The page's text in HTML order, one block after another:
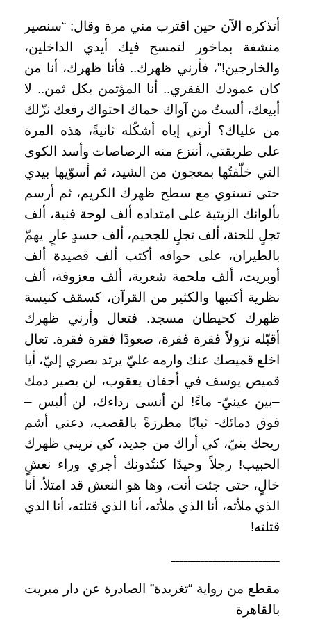
أتذكره الآن حين اقترب مني مرة وقال: “سنصير
منشفة بماخور لتمسح فيك أيدي الداخلين،
والخارجين!”، فأرني ظهرك.. فأنا ظهرك، أنا من
كان عمودك الفقري.. أنا المؤتمن بكل ثمن.. لا
أبيعك، ألستُ من آواك حماك احتواك رفعك نزّلك
من علياك؟ أرني إياه أشكّله ثانيةً، هذه المرة
على طريقتي، أنتزع منه الرصاصات وأسد الكوى
التي خلّفتُها بمعجون من الشيد، ثم أسوّيها بيدي
حتى تستوي مع سطح ظهرك الكريم، ثم أرسم
بألوانك الزيتية على امتداده ألف لوحة فنية، ألف
تجلٍ للجنة، ألف تجلٍ للجحيم، ألف جسدٍ عارٍ يهمّ
بالطيران، على حوافه أكتب ألف قصيدة ألف
أوبريت، ألف ملحمة شعرية، ألف معزوفة، ألف
نظرية أكتبها والكثير من القرآن، كسقف كنيسة
ظهرك كحيطان مسجد. فتعال وأرني ظهرك
أقبّله نزولاً فقرة فقرة، صعودًا فقرة فقرة. تعال
اخلع قميصك عنك وارمه عليّ يرتد بصري إليّ، أيا
قميص يوسف في أجفان يعقوب، لن يصير دمك
–بين عينيّ- ماءً! لن أنسى رداءك، لن ألبس –
فوق دمائك- ثيابًا مطرزةً بالقصب، دعني أشم
ريحك بنيّ، كي أراك من جديد، كي تريني ظهرك
الحبيب! رجلاً وحيدًا كنتُدونك أجري وراء نعشٍ
خالٍ، حتى جئت أنت، وها هو النعش قد امتلأ. أنا
الذي ملأته، أنا الذي ملأته، أنا الذي قتلته، أنا الذي
قتلته!
ــــــــــــــــــــــــــ
مقطع من رواية “تغريدة” الصادرة عن دار ميريت
بالقاهرة